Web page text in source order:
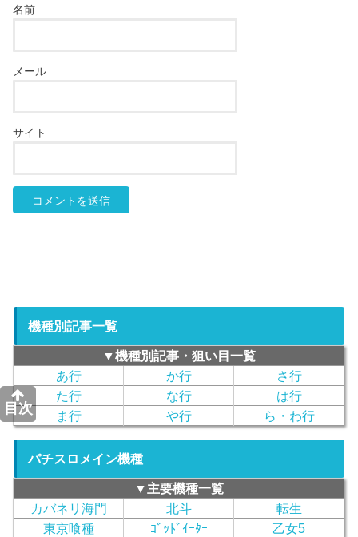
目次
名前
メール
サイト
機種別記事一覧
▼機種別記事・狙い目一覧
あ行
か行
さ行
た行
な行
は行
ま行
や行 ら・わ行
パチスロメイン機種
▼主要機種一覧
カバネリ海門
北斗
転生
東京喰種
ｺﾞｯﾄﾞｲｰﾀｰ 乙女5